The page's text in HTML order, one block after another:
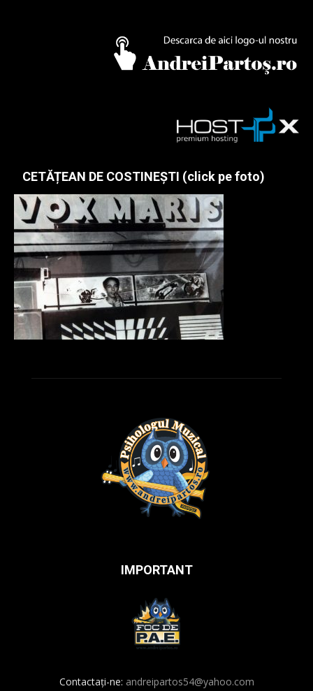
CETĂȚEAN DE COSTINEȘTI (click pe foto)
IMPORTANT
Contactați-ne: andreipartos54@yahoo.com